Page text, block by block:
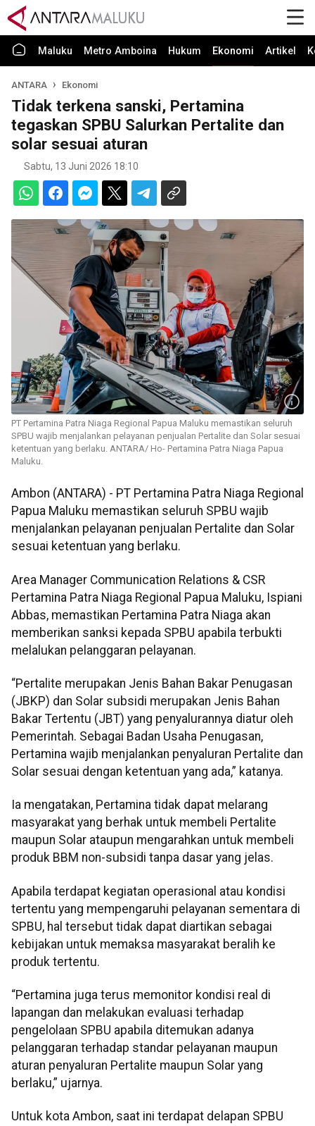
Maluku Metro Amboina Hukum Ekonomi Artikel
ANTARA Ekonomi
Tidak terkena sanski, Pertamina
tegaskan SPBU Salurkan Pertalite dan
solar sesuai aturan
Sabtu, 13 Juni 2026 18:10
PT Pertamina Patra Niaga Regional Papua Maluku memastikan seluruh
SPBU wajib menjalankan pelayanan penjualan Pertalite dan Solar sesuai
ketentuan yang berlaku. ANTARA/ Ho- Pertamina Patra Niaga Papua
Maluku.
Ambon (ANTARA) - PT Pertamina Patra Niaga Regional
Papua Maluku memastikan seluruh SPBU wajib
menjalankan pelayanan penjualan Pertalite dan Solar
sesuai ketentuan yang berlaku.
Area Manager Communication Relations & CSR
Pertamina Patra Niaga Regional Papua Maluku, Ispiani
Abbas, memastikan Pertamina Patra Niaga akan
memberikan sanksi kepada SPBU apabila terbukti
melalukan pelanggaran pelayanan.
“Pertalite merupakan Jenis Bahan Bakar Penugasan
(JBKP) dan Solar subsidi merupakan Jenis Bahan
Bakar Tertentu (JBT) yang penyalurannya diatur oleh
Pemerintah. Sebagai Badan Usaha Penugasan,
Pertamina wajib menjalankan penyaluran Pertalite dan
Solar sesuai dengan ketentuan yang ada,” katanya.
Ia mengatakan, Pertamina tidak dapat melarang
masyarakat yang berhak untuk membeli Pertalite
maupun Solar ataupun mengarahkan untuk membeli
produk BBM non-subsidi tanpa dasar yang jelas.
Apabila terdapat kegiatan operasional atau kondisi
tertentu yang mempengaruhi pelayanan sementara di
SPBU, hal tersebut tidak dapat diartikan sebagai
kebijakan untuk memaksa masyarakat beralih ke
produk tertentu.
“Pertamina juga terus memonitor kondisi real di
lapangan dan melakukan evaluasi terhadap
pengelolaan SPBU apabila ditemukan adanya
pelanggaran terhadap standar pelayanan maupun
aturan penyaluran Pertalite maupun Solar yang
berlaku,” ujarnya.
Untuk kota Ambon, saat ini terdapat delapan SPBU